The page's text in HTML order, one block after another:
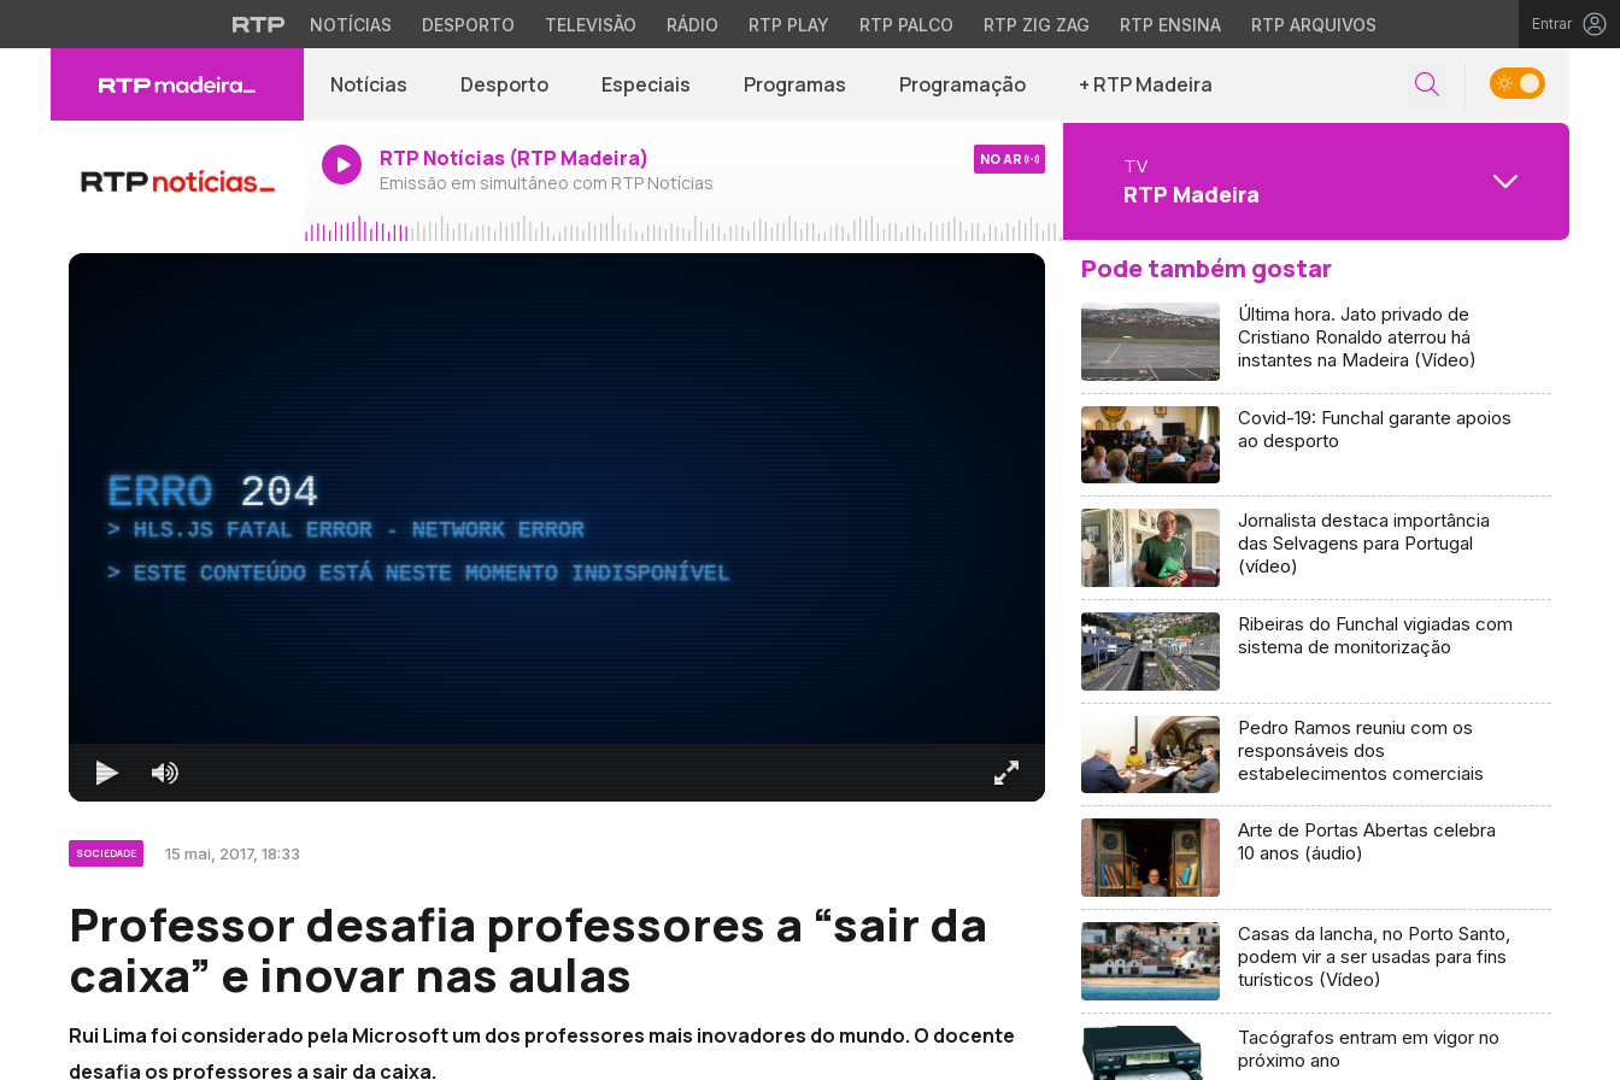
NOTÍCIAS DESPORTO TELEVISÃO RÁDIO RTP PLAY RTP PALCO RTP ZIG ZAG RTP ENSINA RTP ARQUIVOS Entrar
Notícias Desporto Especiais Programas Programação + RTP Madeira
RTP Notícias (RTP Madeira)
Emissão em simultâneo com RTP Notícias
NO AR TV
RTP Madeira
ERRO 204
HLS.JS FATAL ERROR - NETWORK ERROR
ESTE CONTEÚDO ESTÁ NESTE MOMENTO INDISPONÍVEL
SOCIEDADE 15 mai, 2017, 18:33
Professor desafia professores a “sair da
caixa” e inovar nas aulas
Rui Lima foi considerado pela Microsoft um dos professores mais inovadores do mundo. O docente
desafia os professores a sair da caixa.
Pode também gostar
Última hora. Jato privado de
Cristiano Ronaldo aterrou há
instantes na Madeira (Vídeo)
Covid-19: Funchal garante apoios
ao desporto
Jornalista destaca importância
das Selvagens para Portugal
(vídeo)
Ribeiras do Funchal vigiadas com
sistema de monitorização
Pedro Ramos reuniu com os
responsáveis dos
estabelecimentos comerciais
Arte de Portas Abertas celebra
10 anos (áudio)
Casas da lancha, no Porto Santo,
podem vir a ser usadas para fins
turísticos (Vídeo)
Tacógrafos entram em vigor no
próximo ano